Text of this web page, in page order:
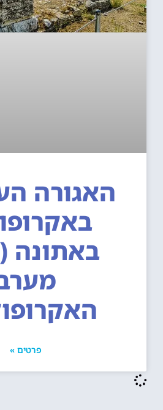
האגורה
באתונה
פרטים »